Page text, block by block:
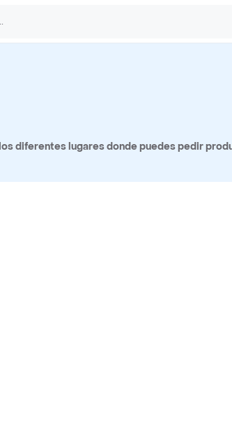
diferentes lugares donde puedes pedir